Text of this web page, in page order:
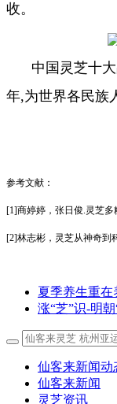
收。
中国灵芝十
年,为世界各民族
参考文献：
[1]商婷婷，张日俊.灵芝多
[2]林志彬，灵芝从神奇到
夏季养生重在
涨“芝”识-明
仙客来新闻动
仙客来新闻
灵芝资讯